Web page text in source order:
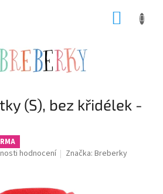
(S), bez křidélek -
hodnocení Značka:Breberky